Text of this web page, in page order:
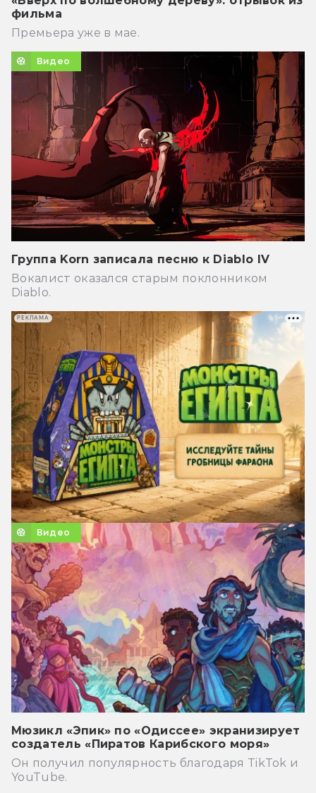
фильма
Премьера уже в мае.
Видео
Группа Korn записала песню к Diablo IV
Вокалист оказался старым поклонником
Diablo.
Видео
Мюзикл «Эпик» по «Одиссее» экранизирует
создатель «Пиратов Карибского моря»
Он получил популярность благодаря TikTok и
YouTube.
РЕКЛАМА